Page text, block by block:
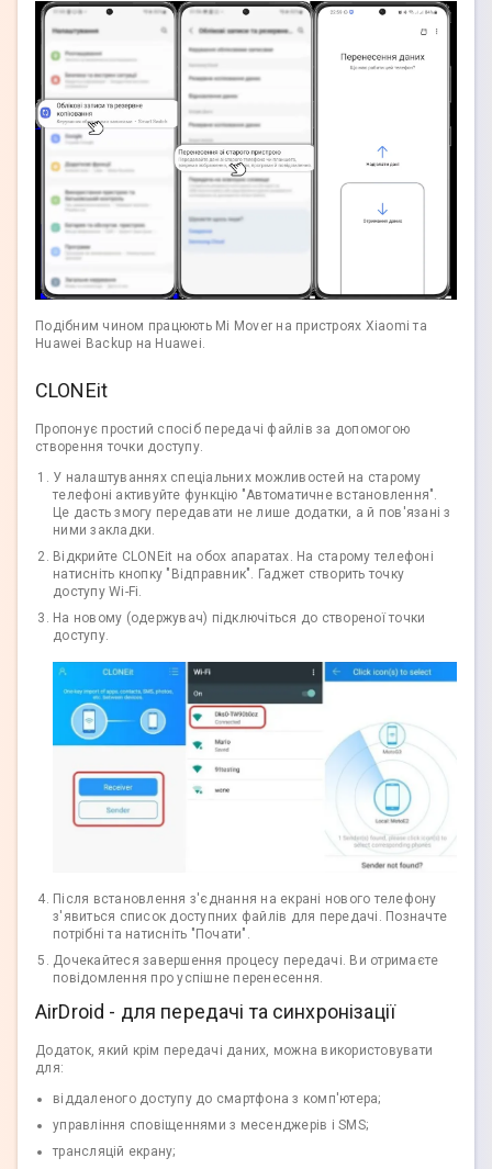
Подібним чином працюють Mi Mover на пристроях Xiaomi та
Huawei Backup на Huawei.
CLONEit
Пропонує простий спосіб передачі файлів за допомогою
створення точки доступу.
У налаштуваннях спеціальних можливостей на старому
телефоні активуйте функцію "Автоматичне встановлення".
Це дасть змогу передавати не лише додатки, а й пов'язані з
ними закладки.
Відкрийте CLONEit на обох апаратах. На старому телефоні
натисніть кнопку "Відправник". Гаджет створить точку
доступу Wi-Fi.
На новому (одержувач) підключіться до створеної точки
доступу.
Після встановлення з'єднання на екрані нового телефону
з'явиться список доступних файлів для передачі. Позначте
потрібні та натисніть "Почати".
Дочекайтеся завершення процесу передачі. Ви отримаєте
повідомлення про успішне перенесення.
AirDroid - для передачі та синхронізації
Додаток, який крім передачі даних, можна використовувати
для:
віддаленого доступу до смартфона з комп'ютера;
управління сповіщеннями з месенджерів і SMS;
трансляцій екрану;